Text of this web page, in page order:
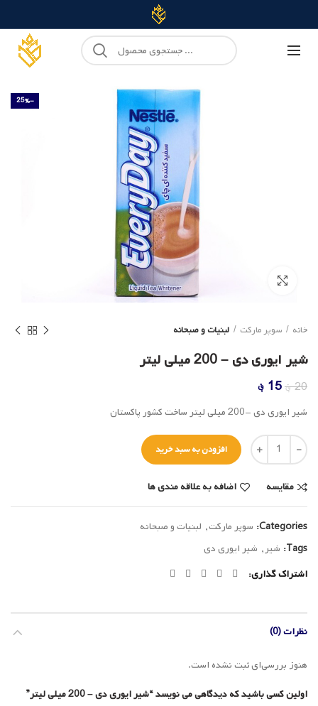
-25%
خانه سوپر مارکت لبنیات و صبحانه
شیر ایوری دی – 200 میلی لیتر
20؋قیمت
20 ؋
بود.
15 ؋
15 ؋
است.
شیر ایوری دی -200 میلی لیتر ساخت کشور پاکستان
تعداد
افزودن به سبد خرید
مقایسه اضافه به علاقه مندی ها
Categories: سوپر مارکت, لبنیات و صبحانه
Tags: شیر, شیر ایوری دی
اشتراک گذاری
نظرات (0)
هنوز بررسی‌ای ثبت نشده است.
اولین کسی باشید که دیدگاهی می نویسد “شیر ایوری دی – 200 میلی لیتر”